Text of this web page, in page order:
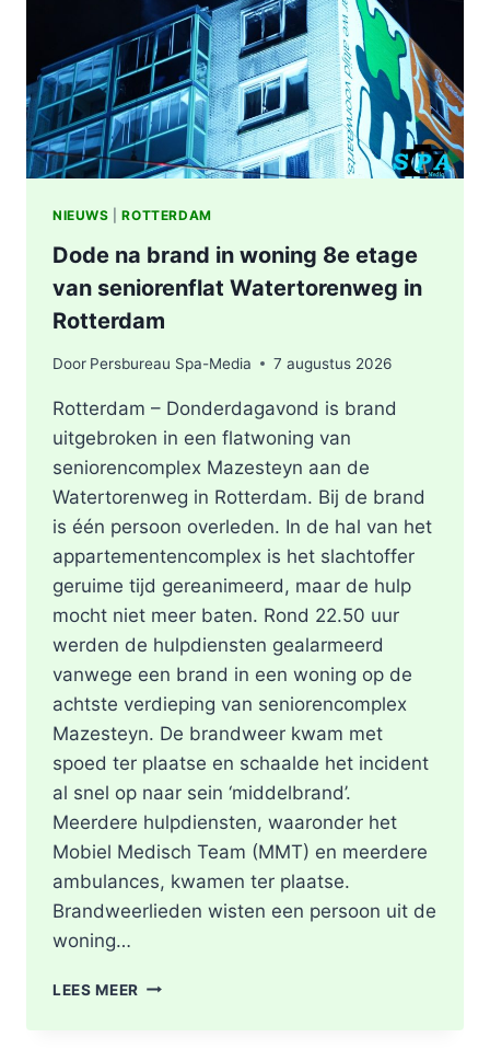
ROTTERDAM
NIEUWS |ROTTERDAM
Dode na brand in woning 8e etage
van seniorenflat Watertorenweg in
Rotterdam
Door Persbureau Spa-Media 7 augustus 2026
Rotterdam – Donderdagavond is brand
uitgebroken in een flatwoning van
seniorencomplex Mazesteyn aan de
Watertorenweg in Rotterdam. Bij de brand
is één persoon overleden. In de hal van het
appartementencomplex is het slachtoffer
geruime tijd gereanimeerd, maar de hulp
mocht niet meer baten. Rond 22.50 uur
werden de hulpdiensten gealarmeerd
vanwege een brand in een woning op de
achtste verdieping van seniorencomplex
Mazesteyn. De brandweer kwam met
spoed ter plaatse en schaalde het incident
al snel op naar sein ‘middelbrand’.
Meerdere hulpdiensten, waaronder het
Mobiel Medisch Team (MMT) en meerdere
ambulances, kwamen ter plaatse.
Brandweerlieden wisten een persoon uit de
woning…
LEES MEER DODE